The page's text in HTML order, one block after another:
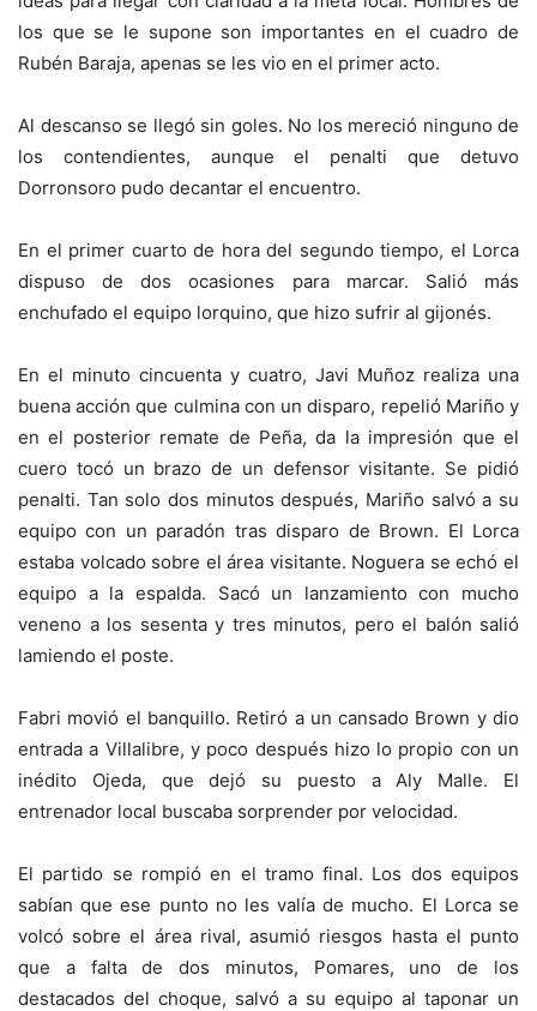
los que se le supone son importantes en el cuadro de
Rubén Baraja, apenas se les vio en el primer acto.
Al descanso se llegó sin goles. No los mereció ninguno de
los contendientes, aunque el penalti que detuvo
Dorronsoro pudo decantar el encuentro.
En el primer cuarto de hora del segundo tiempo, el Lorca
dispuso de dos ocasiones para marcar. Salió más
enchufado el equipo lorquino, que hizo sufrir al gijonés.
En el minuto cincuenta y cuatro, Javi Muñoz realiza una
buena acción que culmina con un disparo, repelió Mariño y
en el posterior remate de Peña, da la impresión que el
cuero tocó un brazo de un defensor visitante. Se pidió
penalti. Tan solo dos minutos después, Mariño salvó a su
equipo con un paradón tras disparo de Brown. El Lorca
estaba volcado sobre el área visitante. Noguera se echó el
equipo a la espalda. Sacó un lanzamiento con mucho
veneno a los sesenta y tres minutos, pero el balón salió
lamiendo el poste.
Fabri movió el banquillo. Retiró a un cansado Brown y dio
entrada a Villalibre, y poco después hizo lo propio con un
inédito Ojeda, que dejó su puesto a Aly Malle. El
entrenador local buscaba sorprender por velocidad.
El partido se rompió en el tramo final. Los dos equipos
sabían que ese punto no les valía de mucho. El Lorca se
volcó sobre el área rival, asumió riesgos hasta el punto
que a falta de dos minutos, Pomares, uno de los
destacados del choque, salvó a su equipo al taponar un